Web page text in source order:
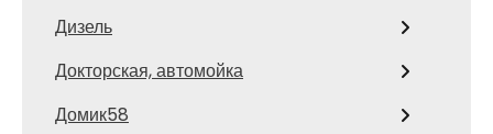
Дизель
Докторская, автомойка
Домик58